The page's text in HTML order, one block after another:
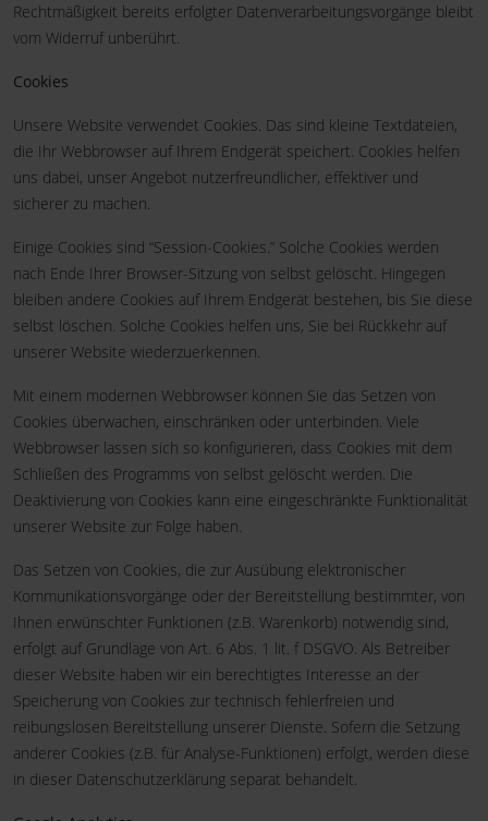
Rechtmäßigkeit bereits erfolgter Datenverarbeitungsvorgänge bleibt
vom Widerruf unberührt.
Cookies
Unsere Website verwendet Cookies. Das sind kleine Textdateien,
die Ihr Webbrowser auf Ihrem Endgerät speichert. Cookies helfen
uns dabei, unser Angebot nutzerfreundlicher, effektiver und
sicherer zu machen.
Einige Cookies sind “Session-Cookies.” Solche Cookies werden
nach Ende Ihrer Browser-Sitzung von selbst gelöscht. Hingegen
bleiben andere Cookies auf Ihrem Endgerät bestehen, bis Sie diese
selbst löschen. Solche Cookies helfen uns, Sie bei Rückkehr auf
unserer Website wiederzuerkennen.
Mit einem modernen Webbrowser können Sie das Setzen von
Cookies überwachen, einschränken oder unterbinden. Viele
Webbrowser lassen sich so konfigurieren, dass Cookies mit dem
Schließen des Programms von selbst gelöscht werden. Die
Deaktivierung von Cookies kann eine eingeschränkte Funktionalität
unserer Website zur Folge haben.
Das Setzen von Cookies, die zur Ausübung elektronischer
Kommunikationsvorgänge oder der Bereitstellung bestimmter, von
Ihnen erwünschter Funktionen (z.B. Warenkorb) notwendig sind,
erfolgt auf Grundlage von Art. 6 Abs. 1 lit. f DSGVO. Als Betreiber
dieser Website haben wir ein berechtigtes Interesse an der
Speicherung von Cookies zur technisch fehlerfreien und
reibungslosen Bereitstellung unserer Dienste. Sofern die Setzung
anderer Cookies (z.B. für Analyse-Funktionen) erfolgt, werden diese
in dieser Datenschutzerklärung separat behandelt.